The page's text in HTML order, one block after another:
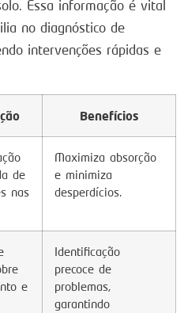
Essa informação é vital
no diagnóstico de
intervenções rápidas e
Benefícios
de
nas
Maximiza absorção
e minimiza
desperdícios.
e
Identificação
precoce de
problemas,
garantindo